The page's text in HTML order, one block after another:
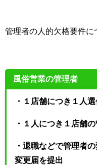
管理者の人的欠格要件に
風俗営業の管理者
・１店舗につき１人
・１人につき１店舗
・退職などで管理者
変更届を提出